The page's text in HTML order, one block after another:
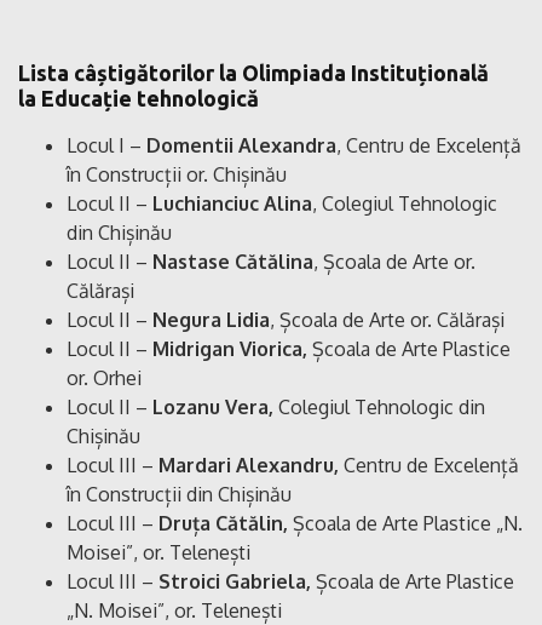
Lista câștigătorilor la Olimpiada Instituțională
la Educație tehnologică
Locul I – Domentii Alexandra, Centru de Excelență
în Construcții or. Chișinău
Locul II – Luchianciuc Alina, Colegiul Tehnologic
din Chișinău
Locul II – Nastase Cătălina, Școala de Arte or.
Călărași
Locul II – Negura Lidia, Școala de Arte or. Călărași
Locul II – Midrigan Viorica, Școala de Arte Plastice
or. Orhei
Locul II – Lozanu Vera, Colegiul Tehnologic din
Chișinău
Locul III – Mardari Alexandru, Centru de Excelență
în Construcții din Chișinău
Locul III – Druța Cătălin, Școala de Arte Plastice „N.
Moisei”, or. Telenești
Locul III – Stroici Gabriela, Școala de Arte Plastice
„N. Moisei”, or. Telenești